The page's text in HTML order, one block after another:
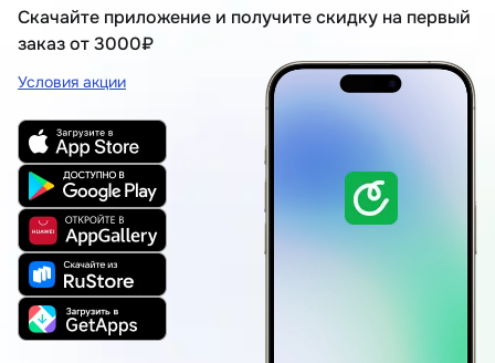
Скачайте приложение и получите скидку на первый
заказ от 3000₽
Условия акции